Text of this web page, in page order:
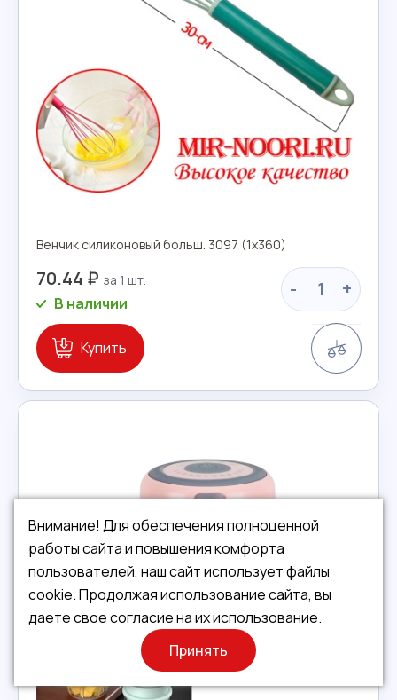
Венчик силиконовый больш. 3097 (1х360)
70.44 ₽ - +
В наличии
Купить
Внимание! Для обеспечения полноценной
работы сайта и повышения комфорта
пользователей, наш сайт использует файлы
cookie. Продолжая использование сайта, вы
даете свое согласие на их использование.
Принять